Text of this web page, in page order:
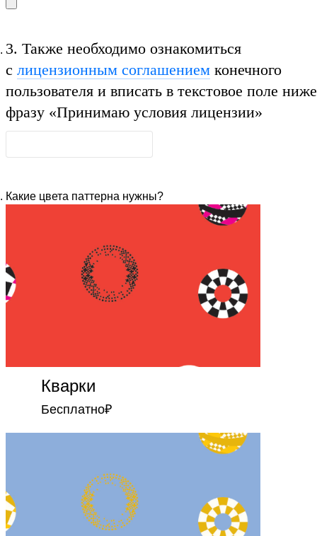
3. Также необходимо ознакомиться
с лицензионным соглашением конечного
пользователя и вписать в текстовое поле ниже
фразу «Принимаю условия лицензии»
Какие цвета паттерна нужны?
Кварки
Бесплатно₽